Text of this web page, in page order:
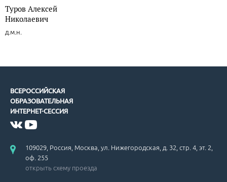
Туров Алексей
Николаевич
д.м.н.
ВСЕРОССИЙСКАЯ
ОБРАЗОВАТЕЛЬНАЯ
ИНТЕРНЕТ-СЕССИЯ
109029, Россия, Москва, ул. Нижегородская, д. 32, стр. 4, эт. 2,
оф. 255
открыть схему проезда